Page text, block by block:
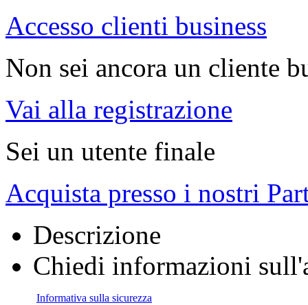
Accesso clienti business
Non sei ancora un cliente
Vai alla registrazione
Sei un utente finale
Acquista presso i nostri
Descrizione
Chiedi informazioni
Informativa sulla sicurezza